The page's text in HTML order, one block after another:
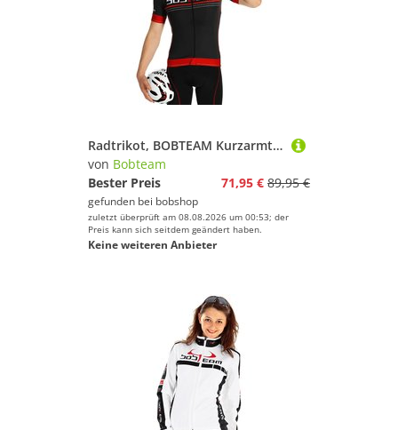
Radtrikot, BOBTEAM Kurzarmtrikot Scatto, für Herren, Größe M,
von Bobteam
Bester Preis
71,95 € 89,95 €
gefunden bei bobshop
zuletzt überprüft am 08.08.2026 um 00:53; der
Preis kann sich seitdem geändert haben.
Keine weiteren Anbieter